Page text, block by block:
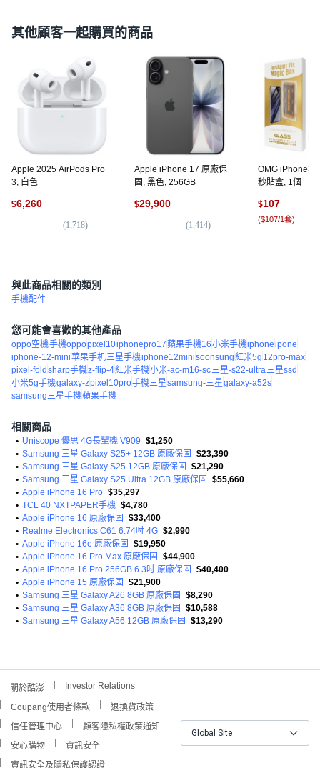
其他顧客一起購買的商品
Apple 2025 AirPods Pro
3, 白色
$6,260
(1,718)
Apple iPhone 17 原廠保
固, 黑色, 256GB
$29,900
(1,414)
OMG iPhone無
秒貼盒, 1個
$107
($107/1套)
與此商品相關的類別
手機配件
您可能會喜歡的其他產品
oppo空機手機oppopixel10iphonepro17蘋果手機16小米手機iphoneipone
iphone-12-mini苹果手机三星手機iphone12minisoonsung紅米5g 12pro-max
pixel-fold sharp手機z-flip-4紅米手機小米-ac-m16-sc三星-s22-ultra三星ssd
小米5g手機galaxy-zpixel10pro手機三星samsung-三星galaxy-a52s
samsung三星手機蘋果手機
相關商品
• Uniscope 優思 4G長輩機 V909 $1,250
• Samsung 三星 Galaxy S25+ 12GB 原廠保固
$23,390
• Samsung 三星 Galaxy S25 12GB 原廠保固
$21,290
• Samsung 三星 Galaxy S25 Ultra 12GB 原廠保固
$55,660
• Apple iPhone 16 Pro $35,297
• TCL 40 NXTPAPER手機 $4,780
• Apple iPhone 16 原廠保固
$33,400
• Realme Electronics C61 6.74吋 4G $2,990
• Apple iPhone 16e 原廠保固
$19,950
• Apple iPhone 16 Pro Max 原廠保固
$44,900
• Apple iPhone 16 Pro 256GB 6.3吋 原廠保固
$40,400
• Apple iPhone 15 原廠保固
$21,900
• Samsung 三星 Galaxy A26 8GB 原廠保固
$8,290
• Samsung 三星 Galaxy A36 8GB 原廠保固
$10,588
• Samsung 三星 Galaxy A56 12GB 原廠保固 $13,290
關於酷澎 Investor Relations
Coupang使用者條款
退換貨政策
信任管理中心
顧客隱私權政策通知
安心購物
資訊安全
資訊安全及隱私保護認證
Global Site